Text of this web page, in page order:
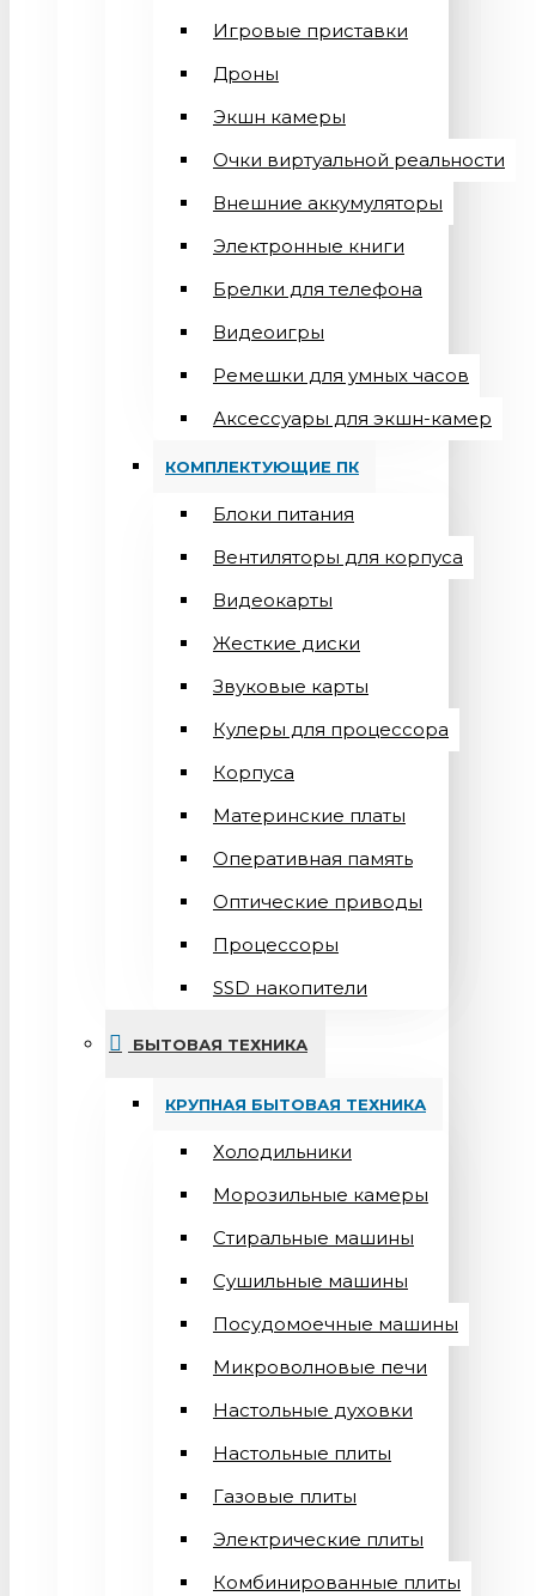
Игровые приставки
Дроны
Экшн камеры
Очки виртуальной реальности
Внешние аккумуляторы
Электронные книги
Брелки для телефона
Видеоигры
Ремешки для умных часов
Аксессуары для экшн-камер
КОМПЛЕКТУЮЩИЕ ПК
Блоки питания
Вентиляторы для корпуса
Видеокарты
Жесткие диски
Звуковые карты
Кулеры для процессора
Корпуса
Материнские платы
Оперативная память
Оптические приводы
Процессоры
SSD накопители
БЫТОВАЯ ТЕХНИКА
КРУПНАЯ БЫТОВАЯ ТЕХНИКА
Холодильники
Морозильные камеры
Стиральные машины
Сушильные машины
Посудомоечные машины
Микроволновые печи
Настольные духовки
Настольные плиты
Газовые плиты
Электрические плиты
Комбинированные плиты